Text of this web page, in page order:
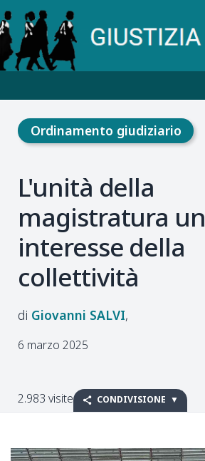
Ordinamento giudiziario
L'unità della
magistratura un
interesse della
collettività
Giovanni SALVI
6 marzo 2025
2.983 visite CONDIVISIONE